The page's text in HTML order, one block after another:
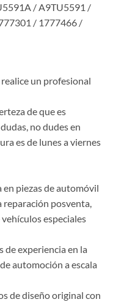
/ A9TU5591 /
/ 1777466 /
un profesional
de que es
no dudes en
es de lunes a viernes
piezas de automóvil
reparación posventa,
especiales
de experiencia en la
automoción a escala
de diseño original con